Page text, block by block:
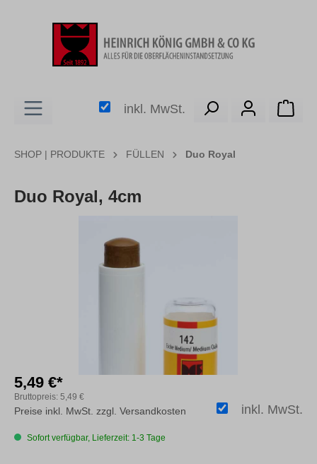
inkl. MwSt.
SHOP | PRODUKTE FÜLLEN Duo Royal
Duo Royal, 4cm
5,49 €*
Bruttopreis: 5,49 €
inkl. MwSt.
Preise inkl. MwSt. zzgl. Versandkosten
Sofort verfügbar, Lieferzeit: 1-3 Tage